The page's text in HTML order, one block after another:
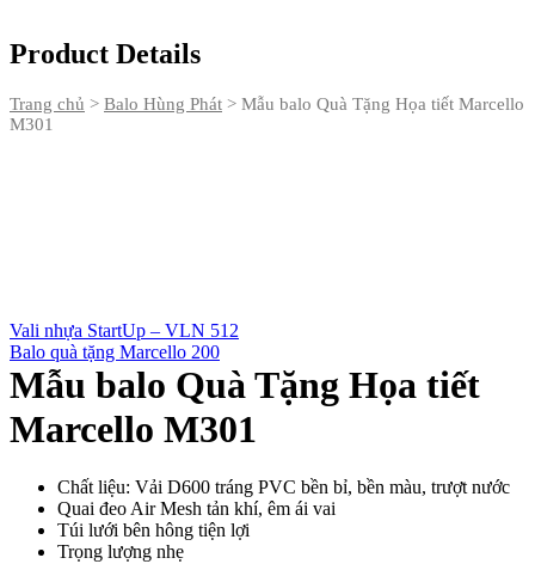
Product Details
Trang chủ > Balo Hùng Phát > Mẫu balo Quà Tặng Họa tiết Marcello
M301
Vali nhựa StartUp – VLN 512
Balo quà tặng Marcello 200
Mẫu balo Quà Tặng Họa tiết
Marcello M301
Chất liệu: Vải D600 tráng PVC bền bỉ, bền màu, trượt nước
Quai đeo Air Mesh tản khí, êm ái vai
Túi lưới bên hông tiện lợi
Trọng lượng nhẹ